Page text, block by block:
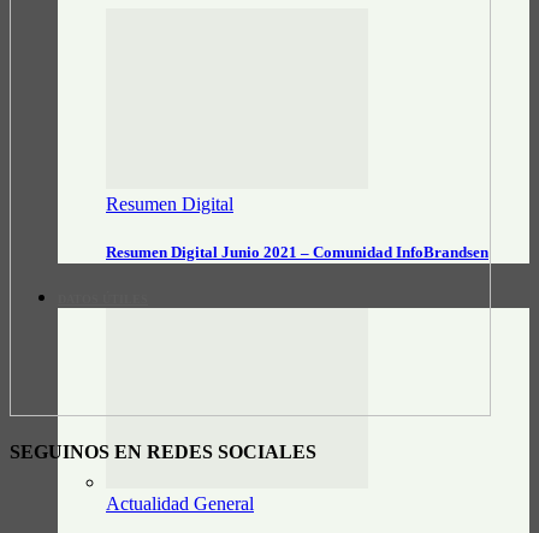
Resumen Digital
Resumen Digital Junio 2021 – Comunidad InfoBrandsen
Actualidad General
SEGUINOS EN REDES SOCIALES